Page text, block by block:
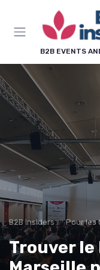
B2B EVENTS
B2B insiders Pour les
Trouver le
Chaque
nos guides
transforment
Agenda des
Panneau de gestion